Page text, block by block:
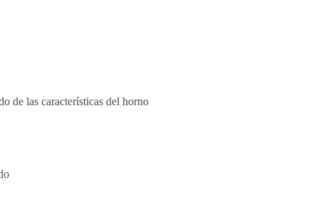
de las características del horno